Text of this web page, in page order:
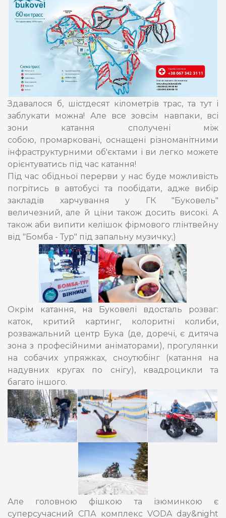
Здавалося б, шістдесят кілометрів трас, та тут і
заблукати можна! Але все зовсім навпаки, всі
зони катання сполучені між
собою, промарковані, оснащені різноманітними
інфраструктурними об'єктами і ви легко можете
орієнтуватись під час катання!
Під час обідньої перерви у нас буде можливість
погрітись в автобусі та пообідати, адже вибір
закладів харчування у ГК "Буковель"
величезний, але й ціни також досить високі. А
також аби випити келішок фірмового глінтвейну
від "Бомба - Тур" під запальну музичку;)
Окрім катання, на Буковелі вдосталь розваг:
каток, критий картинг, колоритні колиби,
розважальний центр Бука (де, доречі, є дитяча
зона з професійними аніматорами), прогулянки
на собачих упряжках, сноутюбінг (катання на
надувних кругах по снігу), квадроцикли та
багато іншого.
Але головною фішкою та ізюминкою є
суперсучасний СПА комплекс VODA day&night